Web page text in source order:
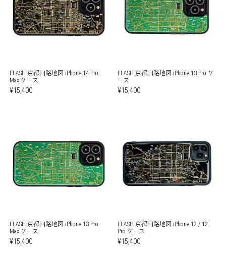
FLASH 京都回路地図 iPhone 14 Pro
Max ケース
¥15,400
FLASH 京都回路地図 iPhone 13 Pro ケ
ース
¥15,400
FLASH 京都回路地図 iPhone 13 Pro
Max ケース
¥15,400
FLASH 京都回路地図 iPhone 12 / 12
Pro ケース
¥15,400